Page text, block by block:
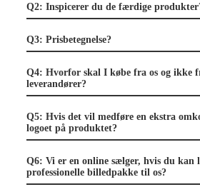
Q2: Inspicerer du de færdige
Q3: Prisbetegnelse?
Q4: Hvorfor skal I købe fra os og ikke
leverandører?
Q5: Hvis det vil medføre en ekstra
logoet på produktet?
Q6: Vi er en online sælger, hvis du kan
professionelle billedpakke til os?